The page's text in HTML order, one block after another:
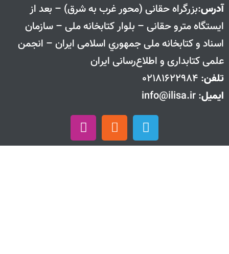
آدرس:بزرگراه حقانی (محور غرب به شرق) – بعد از
ايستگاه مترو حقانی – بلوار كتابخانه ملی – سازمان
اسناد و كتابخانه ملی جمهوري اسلامی ايران – انجمن
علمی کتابداری و اطلاع‌رسانی ایران
تلفن: 02181622984
ایمیل: info@ilisa.ir